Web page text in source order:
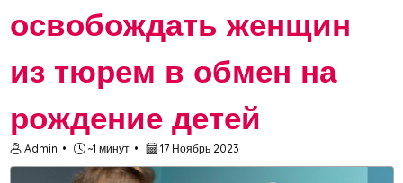
освобождать женщин
из тюрем в обмен на
рождение детей
Admin ~1 минут 17 Ноябрь 2023